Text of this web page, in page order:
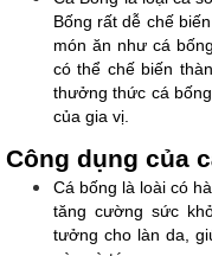
Bống rất dễ chế
món ăn như cá
có thể chế biến
thưởng thức cá
của gia vị.
Công dụng của
Cá bống là loài có
tăng cường sức
tưởng cho làn da,